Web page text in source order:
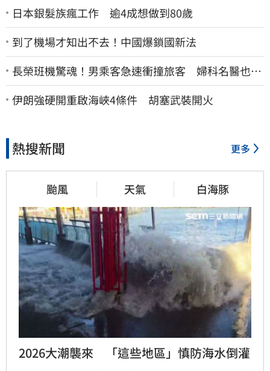
日本銀髮族瘋工作 逾4成想做到80歲
到了機場才知出不去！中國爆鎖國新法
長榮班機驚魂！男乘客急速衝撞旅客 婦科名醫也掛
彩：全機卡半小時
伊朗強硬開重啟海峽4條件 胡塞武裝開火
熱搜新聞 更多
颱風 天氣 白海豚
2026大潮襲來　「這些地區」慎防海水倒灌